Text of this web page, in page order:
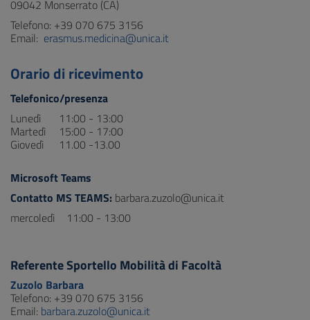
09042 Monserrato (CA)
Telefono: +39 070 675 3156
Email: erasmus.medicina@unica.it
Orario di ricevimento
Telefonico/presenza
Lunedì
11:00 - 13:00
Martedì 15:00 - 17:00
Giovedì
11.00 -13.00
Microsoft Teams
Contatto MS TEAMS: barbara.zuzolo@unica.it
mercoledì
11:00 - 13:00
Referente Sportello Mobilità di Facoltà
Zuzolo Barbara
Telefono: +39 070 675 3156
Email: barbara.zuzolo@unica.it